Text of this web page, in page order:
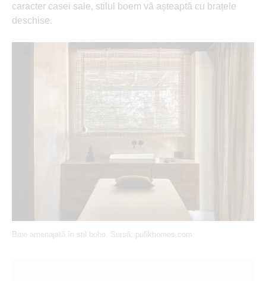
caracter casei sale, stilul boem vă așteaptă cu brațele
deschise.
Baie amenajată în stil boho. Sursă: pufikhomes.com